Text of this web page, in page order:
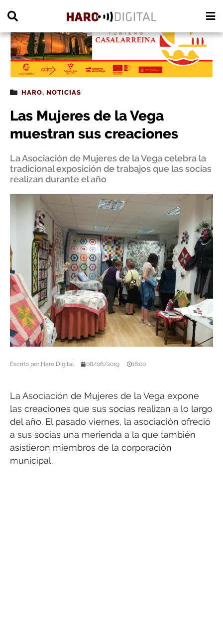
HARO, NOTICIAS
Las Mujeres de la Vega
muestran sus creaciones
La Asociación de Mujeres de la Vega celebra la
tradicional exposición de trabajos que las socias
realizan durante el año
Escrito por Haro Digital 08/06/2019 16:00
La Asociación de Mujeres de la Vega expone
las creaciones que sus socias realizan a lo largo
del año. El pasado viernes, la asociación ofreció
a sus socias una merienda a la que también
asistieron miembros de la corporación
municipal.